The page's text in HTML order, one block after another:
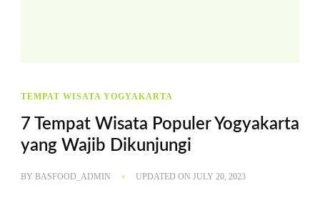
TEMPAT WISATA YOGYAKARTA
7 Tempat Wisata Populer Yogyakarta
yang Wajib Dikunjungi
BY BASFOOD_ADMIN UPDATED ON JULY 20, 2023